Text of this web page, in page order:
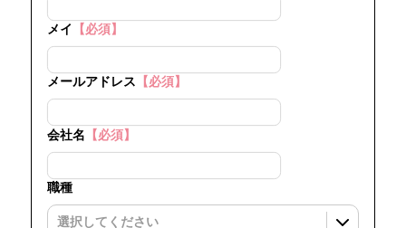
メイ 【必須】
メールアドレス 【必須】
会社名 【必須】
職種